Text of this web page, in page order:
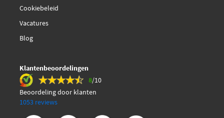
Cookiebeleid
Vacatures
Blog
Klantenbeoordelingen
8/10
Beoordeling door klanten
1053 reviews